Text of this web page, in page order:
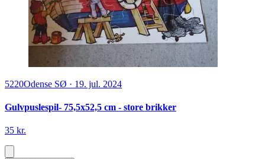
5220Odense SØ · 19. jul. 2024
Gulvpuslespil- 75,5x52,5 cm - store brikker
35 kr.